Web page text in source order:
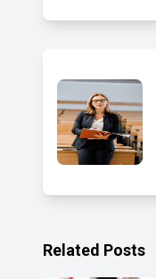
Related Posts